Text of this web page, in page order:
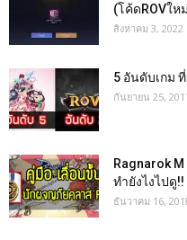
(โค้ดROVให
สิงหาคม 3, 2022
5 อันดับเกม
กันยายน 25,
Ragnarok
ทำยังไงไปดู!!
ธันวาคม 16,